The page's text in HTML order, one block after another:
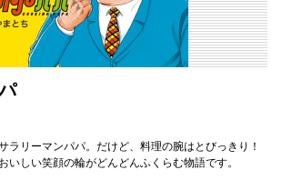
ラリーマンパパ。だけど、料理の腕はとびっきり！
しい笑顔の輪がどんどんふくらむ物語です。